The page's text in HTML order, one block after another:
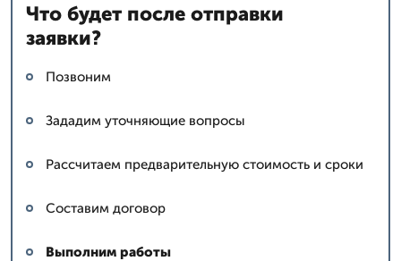
Что будет после отправки
заявки?
Позвоним
Зададим уточняющие вопросы
Рассчитаем предварительную стоимость и сроки
Составим договор
Выполним работы